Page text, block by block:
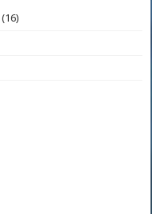
(16)